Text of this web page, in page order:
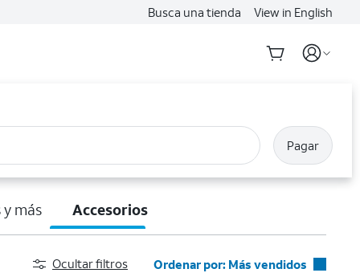
Busca una tienda View in English
Pagar
más Accesorios
Ocultar filtros
Ordenar por: Más vendidos